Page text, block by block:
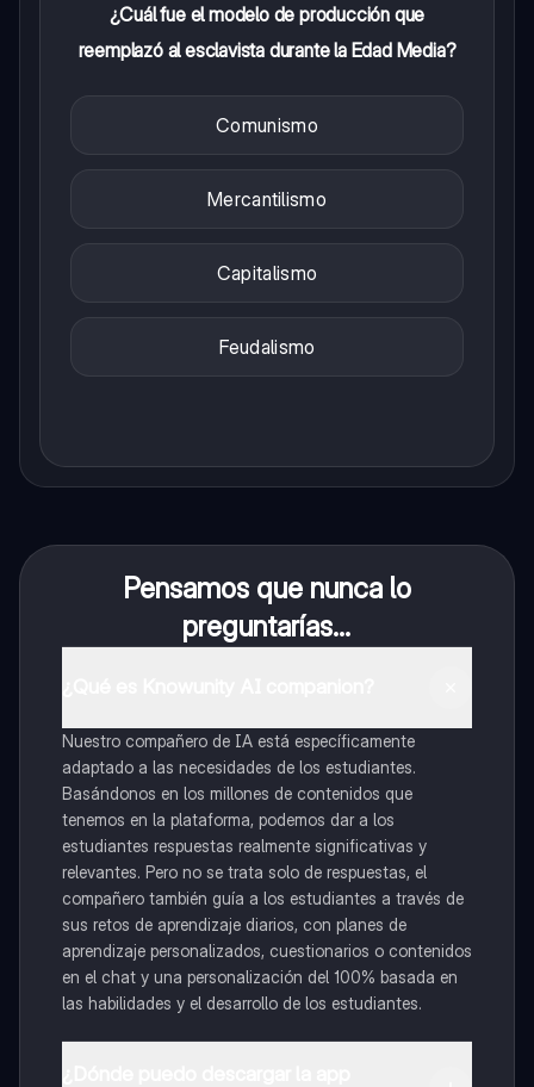
¿Cuál fue el modelo de producción que
reemplazó al esclavista durante la Edad Media?
Comunismo
Mercantilismo
Capitalismo
Feudalismo
Pensamos que nunca lo
preguntarías...
Nuestro compañero de IA está específicamente
adaptado a las necesidades de los estudiantes.
Basándonos en los millones de contenidos que
tenemos en la plataforma, podemos dar a los
estudiantes respuestas realmente significativas y
relevantes. Pero no se trata solo de respuestas, el
compañero también guía a los estudiantes a través de
sus retos de aprendizaje diarios, con planes de
aprendizaje personalizados, cuestionarios o contenidos
en el chat y una personalización del 100% basada en
las habilidades y el desarrollo de los estudiantes.